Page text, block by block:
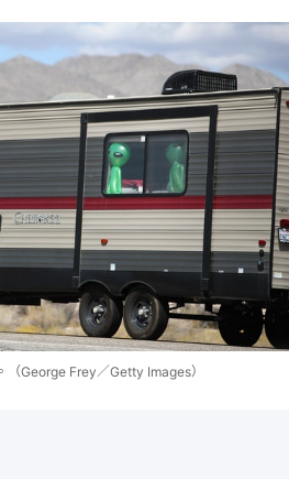
George Frey／Getty Images）